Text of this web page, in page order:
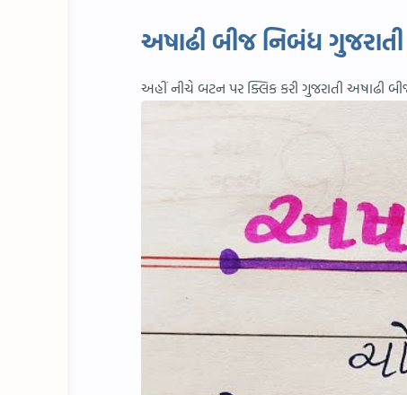
અષાઢી બીજ નિબંધ ગુજરાતી
અહીં નીચે બટન પર ક્લિક કરી ગુજરાતી અષાઢી